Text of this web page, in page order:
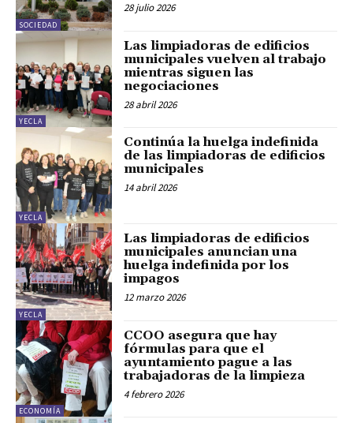
SOCIEDAD
28 julio 2026
YECLA
Las limpiadoras de edificios
municipales vuelven al trabajo
mientras siguen las
negociaciones
28 abril 2026
YECLA
Continúa la huelga indefinida
de las limpiadoras de edificios
municipales
14 abril 2026
YECLA
Las limpiadoras de edificios
municipales anuncian una
huelga indefinida por los
impagos
12 marzo 2026
ECONOMÍA
CCOO asegura que hay
fórmulas para que el
ayuntamiento pague a las
trabajadoras de la limpieza
4 febrero 2026